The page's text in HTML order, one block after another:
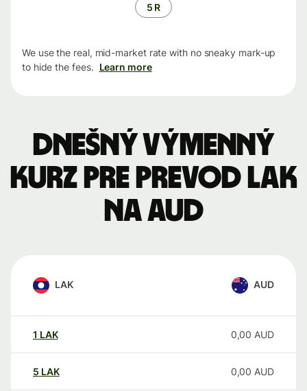
5 R
We use the real, mid-market rate with no sneaky mark-up
to hide the fees. Learn more
Dnešný výmenný
kurz pre prevod LAK
na AUD
LAK AUD
1 LAK 0,00 AUD
5 LAK 0,00 AUD